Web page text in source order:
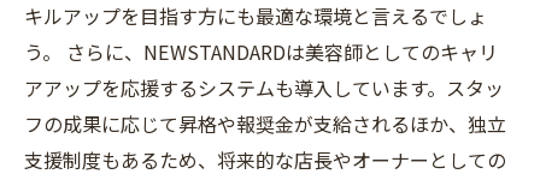
キルアップを目指す方にも最適な環境と言えるでしょ
う。 さらに、NEWSTANDARDは美容師としてのキャリ
アアップを応援するシステムも導入しています。スタッ
フの成果に応じて昇格や報奨金が支給されるほか、独立
支援制度もあるため、将来的な店長やオーナーとしての